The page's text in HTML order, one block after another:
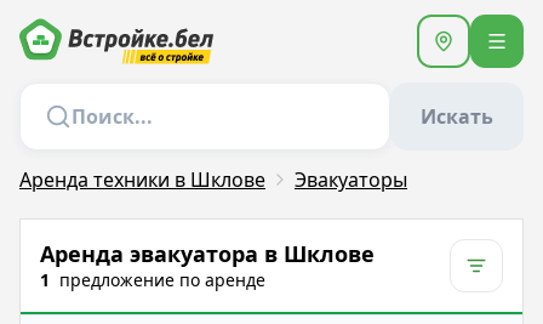
Искать
Аренда техники в Шклове Эвакуаторы
Аренда эвакуатора в Шклове
1 предложение по аренде